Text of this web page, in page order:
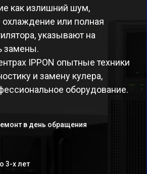
как излишний шум,
охлаждение или полная
указывают на
замены.
IPPON опытные техники
и замену кулера,
оборудование.
в день обращения
3-х лет